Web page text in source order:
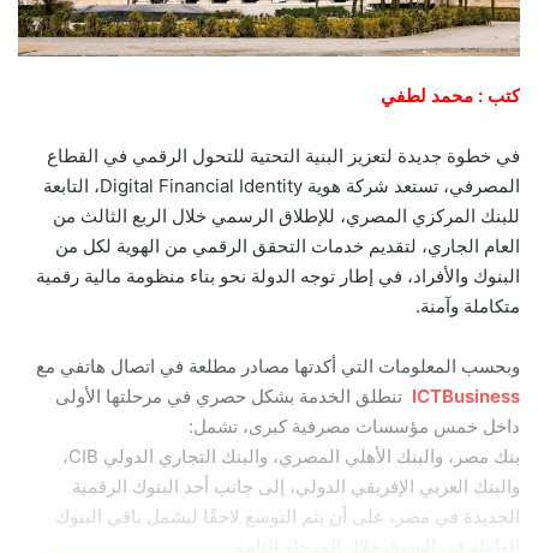
كتب : محمد لطفي
في خطوة جديدة لتعزيز البنية التحتية للتحول الرقمي في القطاع
المصرفي، تستعد شركة هوية Digital Financial Identity، التابعة
للبنك المركزي المصري، للإطلاق الرسمي خلال الربع الثالث من
العام الجاري، لتقديم خدمات التحقق الرقمي من الهوية لكل من
البنوك والأفراد، في إطار توجه الدولة نحو بناء منظومة مالية رقمية
متكاملة وآمنة.
وبحسب المعلومات التي أكدتها مصادر مطلعة في اتصال هاتفي مع
ICTBusiness تنطلق الخدمة بشكل حصري في مرحلتها الأولى
داخل خمس مؤسسات مصرفية كبرى، تشمل:
بنك مصر ، والبنك الأهلي المصري، والبنك التجاري الدولي CIB
،
والبنك العربي الإفريقي الدولي، إلى جانب أحد البنوك الرقمية
الجديدة في مصر، على أن يتم التوسع لاحقًا ليشمل باقي البنوك